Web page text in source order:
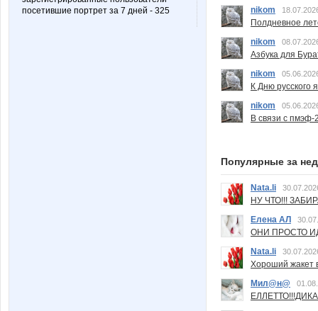
посетившие портрет за 7 дней - 325
nikom
Полдневное
nikom
Азбука для
nikom
К Дню русского
nikom
В связи с пмэф-
Популярные за
Nata.li
НУ ЧТО!!!
Елена АЛ
ОНИ ПРОСТО
Nata.li
Хороший жакет
Мил@н@